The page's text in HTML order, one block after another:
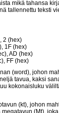
mikä tahansa
tallennettu teksti
2 (hex)
1F (hex)
AD (hex)
FF (hex)
(word), johon
tavua, kaksi
kokonaisluku
(kt), johon
(Mt),